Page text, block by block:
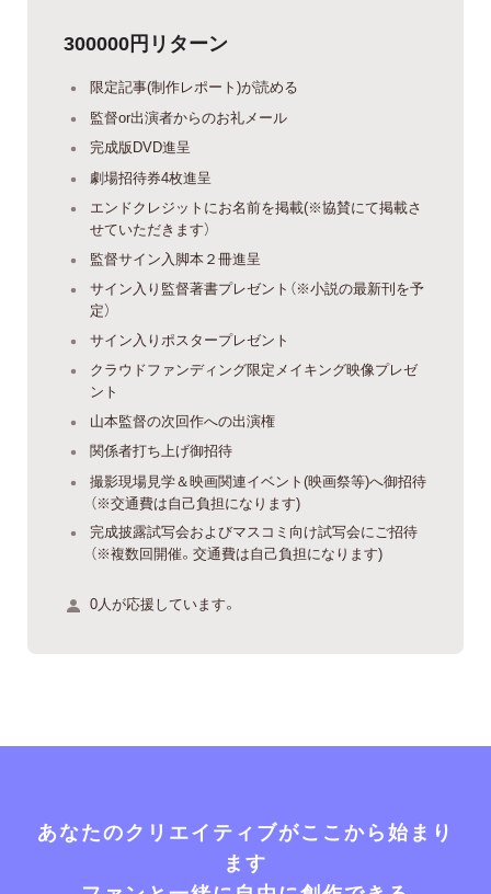
300000円リターン
限定記事(制作レポート)が読める
監督or出演者からのお礼メール
完成版DVD進呈
劇場招待券4枚進呈
エンドクレジットにお名前を掲載(※協賛にて掲載さ
せていただきます）
監督サイン入脚本２冊進呈
サイン入り監督著書プレゼント（※小説の最新刊を予
定）
サイン入りポスタープレゼント
クラウドファンディング限定メイキング映像プレゼ
ント
山本監督の次回作への出演権
関係者打ち上げ御招待
撮影現場見学＆映画関連イベント(映画祭等)へ御招待
（※交通費は自己負担になります)
完成披露試写会およびマスコミ向け試写会にご招待
（※複数回開催。交通費は自己負担になります)
0人が応援しています。
あなたのクリエイティブがここから始まり
ます